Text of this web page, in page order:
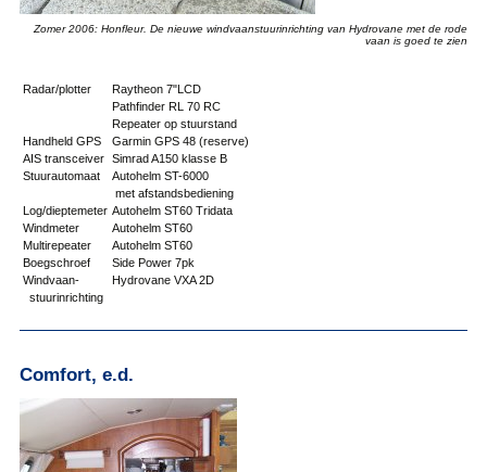
Zomer 2006: Honfleur. De nieuwe windvaanstuurinrichting van Hydrovane met de rode
vaan is goed te zien
Radar/plotter
Raytheon 7"LCD
Pathfinder RL 70 RC
Repeater op stuurstand
Handheld GPS
Garmin GPS 48 (reserve)
AIS transceiver Simrad A150 klasse B
Stuurautomaat
Autohelm ST-6000
met afstandsbediening
Log/dieptemeter Autohelm ST60 Tridata
Windmeter
Autohelm ST60
Multirepeater
Autohelm ST60
Boegschroef
Side Power 7pk
Windvaan-
Hydrovane VXA 2D
stuurinrichting
Comfort, e.d.